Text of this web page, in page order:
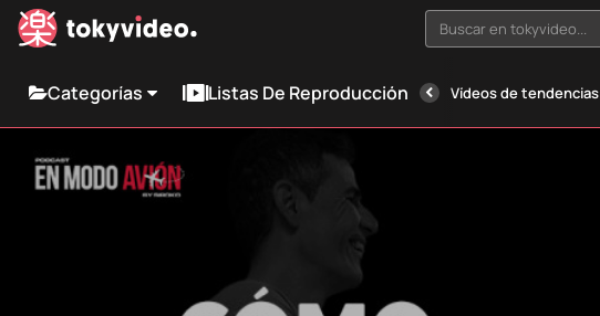
Buscar en tokyvideo...
Categorías Listas De Reproducción Vídeos de tendencias